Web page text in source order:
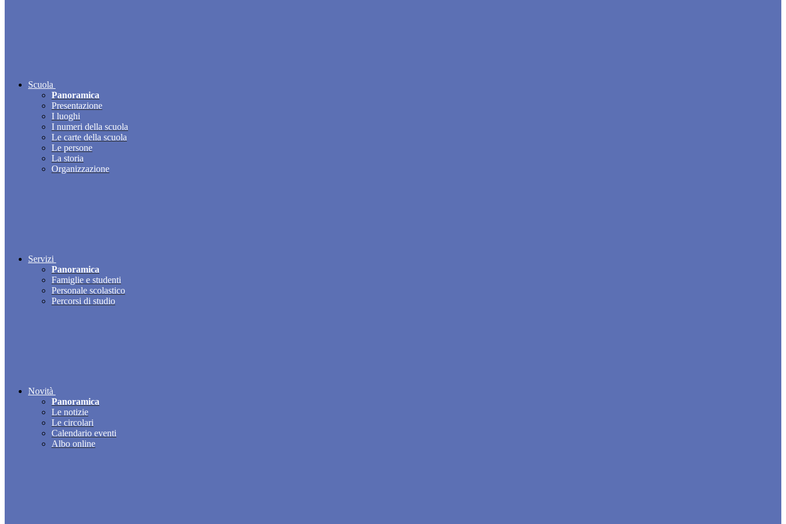
Scuola
Panoramica
Presentazione
I luoghi
I numeri della scuola
Le carte della scuola
Le persone
La storia
Organizzazione
Servizi
Panoramica
Famiglie e studenti
Personale scolastico
Percorsi di studio
Novità
Panoramica
Le notizie
Le circolari
Calendario eventi
Albo online